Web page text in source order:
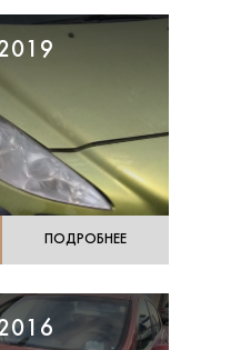
ПОДРОБНЕЕ